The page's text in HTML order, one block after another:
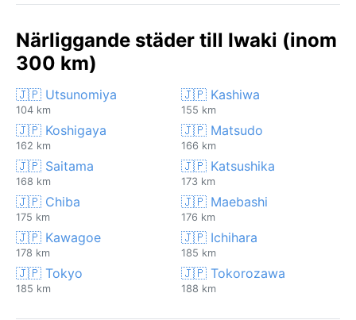
Närliggande städer till Iwaki (inom
300 km)
🇯🇵 Utsunomiya
104 km
🇯🇵 Kashiwa
155 km
🇯🇵 Koshigaya
162 km
🇯🇵 Matsudo
166 km
🇯🇵 Saitama
168 km
🇯🇵 Katsushika
173 km
🇯🇵 Chiba
175 km
🇯🇵 Maebashi
176 km
🇯🇵 Kawagoe
178 km
🇯🇵 Ichihara
185 km
🇯🇵 Tokyo
185 km
🇯🇵 Tokorozawa
188 km